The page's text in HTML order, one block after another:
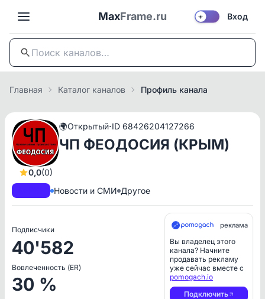
MaxFrame.ru ☀️ Вход
Главная Каталог каналов Профиль канала
0,0(0)
🌍Открытый·ID 68426204127266
ЧП ФЕОДОСИЯ (КРЫМ)
Новости и СМИ Другое
Подписчики
40'582
Вовлеченность (ER)
30 %
реклама
Вы владелец этого
канала? Начните
продавать рекламу
уже сейчас вместе с
pomogach.io
Подключить